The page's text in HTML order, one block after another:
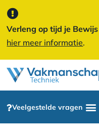
Verleng op tijd je
hier meer informatie.
Veelgestelde vragen